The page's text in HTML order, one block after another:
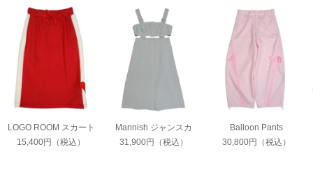
LOGO ROOM スカート
15,400円（税込）
Mannish ジャンスカ
31,900円（税込）
Balloon Pants
30,800円（税込）